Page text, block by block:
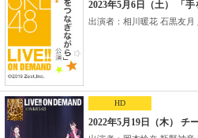
2023年5月6日（土） 「
出演者：相川暖花 石黒友月
HD
2022年5月19日（木） チ